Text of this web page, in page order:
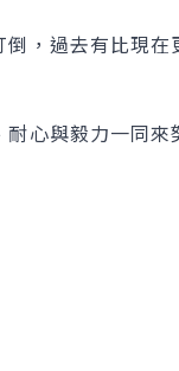
，過去有比現在
心與毅力一同來